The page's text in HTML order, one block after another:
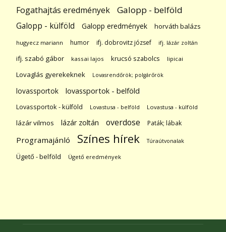
Fogathajtás eredmények Galopp - belföld
Galopp - külföld Galopp eredmények horváth balázs
hugyecz mariann humor ifj. dobrovitz józsef ifj. lázár zoltán
ifj. szabó gábor kassai lajos krucsó szabolcs lipicai
Lovaglás gyerekeknek Lovasrendőrök; polgárőrök
lovassportok lovassportok - belföld
Lovassportok - külföld Lovastusa - belföld Lovastusa - külföld
lázár vilmos lázár zoltán overdose Paták; lábak
Programajánló Színes hírek Túraútvonalak
Ügető - belföld Ügető eredmények